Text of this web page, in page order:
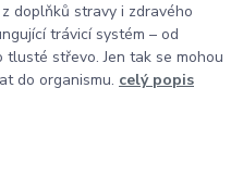
doplňků stravy i zdravého
trávicí systém – od
střevo. Jen tak se mohou
do organismu. celý popis